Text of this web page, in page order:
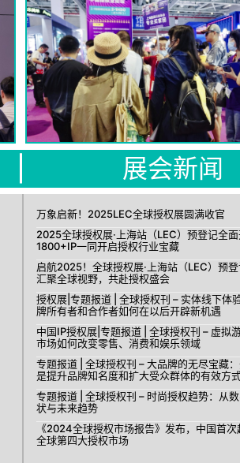
展会新闻
万象启新！2025LEC全球授权展圆满收官
2025全球授权展·上海站（LEC）预登记全
1800+IP一同开启授权行业宝藏
启航2025！全球授权展·上海站（LEC）预登
汇聚全球视野，共赴授权盛会
授权展|专题报道 | 全球授权刊 – 实体线下体
牌所有者和合作者如何在以后开辟新机遇
中国IP授权展|专题报道 | 全球授权刊 – 虚拟
市场如何改变零售、消费和娱乐领域
专题报道 | 全球授权刊 – 大品牌的无尽宝藏
是提升品牌知名度和扩大受众群体的有效方
专题报道 | 全球授权刊 – 时尚授权趋势：从
状与未来趋势
《2024全球授权市场报告》发布，中国首
全球第四大授权市场